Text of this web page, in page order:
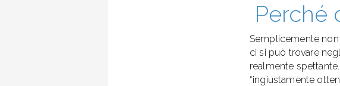
Perché
Semplicemente
ci si può trovare
realmente
“ingiustamente